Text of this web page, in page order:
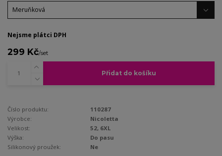
Nejsme plátci DPH
299 Kč/set
Přidat do košíku
Číslo produktu:
110287
Výrobce:
Nicoletta
Velikost:
52, 6XL
Výška:
Do pasu
Silikonový proužek:
Ne